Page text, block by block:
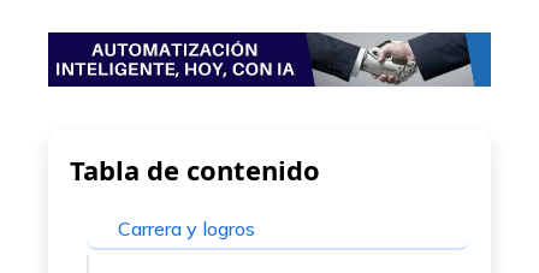
Tabla de contenido
Carrera y logros